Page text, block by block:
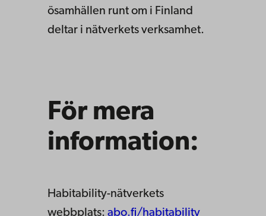
ösamhällen runt om i Finland
deltar i nätverkets verksamhet.
För mera
information:
Habitability-nätverkets
webbplats: abo.fi/habitability